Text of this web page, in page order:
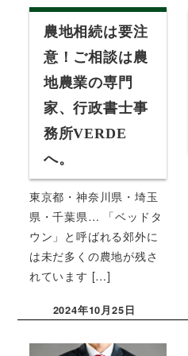
農地相続は要注
意！ご相談は農
地農業の専門
家、行政書士事
務所VERDE
へ。
東京都・神奈川県・埼玉
県・千葉県… 「ベッドタ
ウン」と呼ばれる郊外に
は未だ多くの農地が残さ
れています […]
投稿日
2024年10月25日